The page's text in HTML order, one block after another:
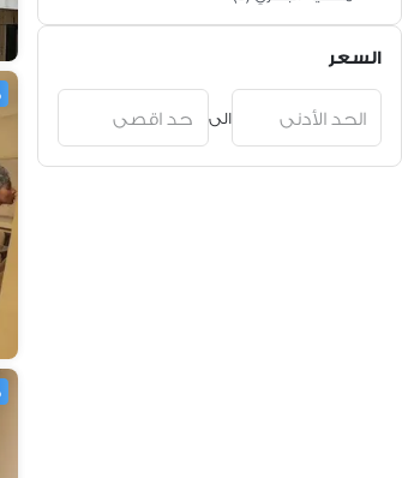
فالوري الثورة (
8
)
ميدان التجنيد
ميدان المحكمة
السعر
الى